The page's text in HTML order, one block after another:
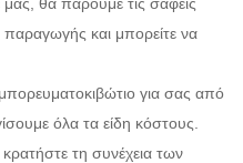
παραγωγής και μπορείτε να
για σας από
όλα τα είδη κόστους.
κρατήστε τη συνέχεια των